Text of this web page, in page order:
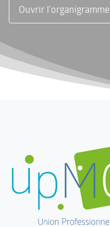
Ouvrir l'organigramme